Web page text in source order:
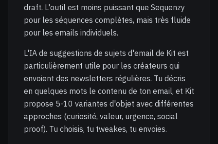
draft. L'outil est moins puissant que Sequenzy
pour les séquences complètes, mais très fluide
pour les emails individuels.
L'IA de suggestions de sujets d'email de Kit est
particulièrement utile pour les créateurs qui
envoient des newsletters régulières. Tu décris
en quelques mots le contenu de ton email, et Kit
propose 5-10 variantes d'objet avec différentes
approches (curiosité, valeur, urgence, social
proof). Tu choisis, tu tweakes, tu envoies.